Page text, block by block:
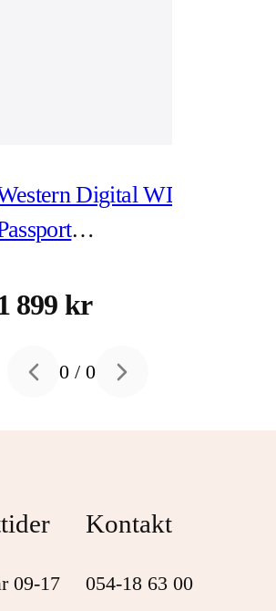
Digital WD My
4 TB USB 3.2
899 kr
Previous slide
0 /0 Next slide
09-17
Kontakt
054-18 63 00